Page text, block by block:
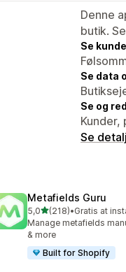
Denne
butik.
Se
Se data
Se og
Kunder,
Se
Metafields Guru
5,0ud af 5 stjerner
(218)
218 anmeldelser i alt
•Gratis at
Manage metafields
& more
Built for Shopify